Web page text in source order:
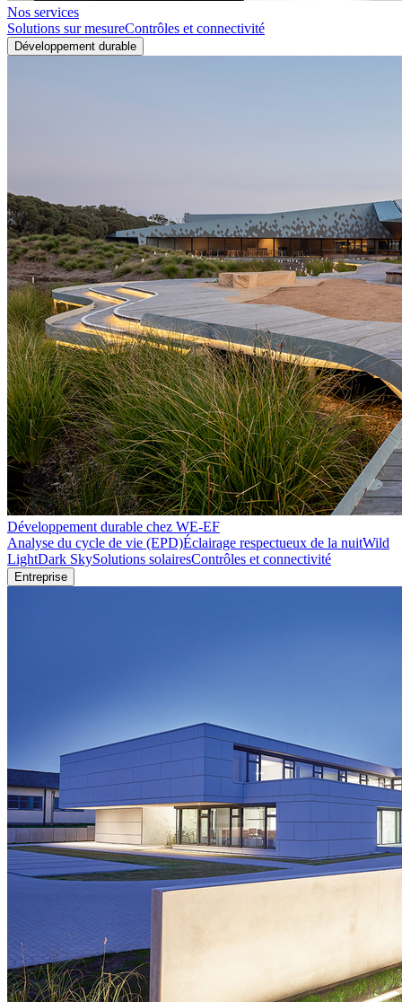
Nos services
Solutions sur mesureContrôles et connectivité
Développement durable
Développement durable chez WE-EF
Analyse du cycle de vie (EPD)Éclairage respectueux de la nuitWild
LightDark SkySolutions solairesContrôles et connectivité
Entreprise